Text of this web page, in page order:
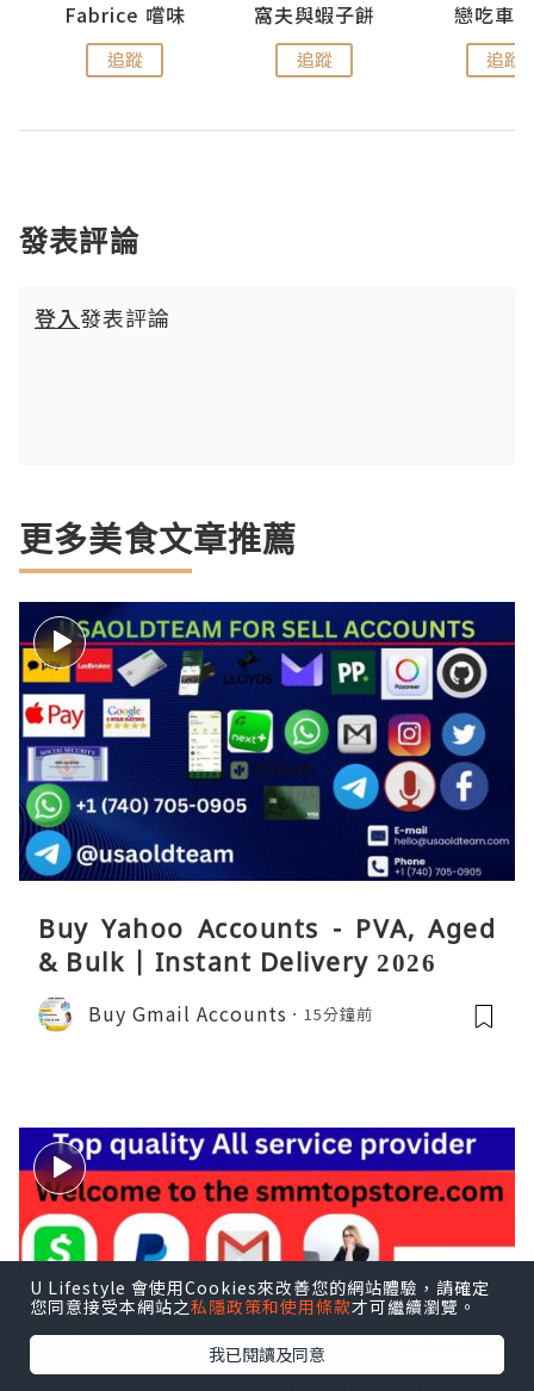
Fabrice 嚐味
追蹤
窩夫與蝦子餅
追蹤
戀吃車
追蹤
發表評論
登入發表評論
更多美食文章推薦
Buy Yahoo Accounts - PVA, Aged
& Bulk | Instant Delivery 2026
Buy Gmail Accounts 15分鐘前
U Lifestyle 會使用Cookies來改善您的網站體驗，請確定
您同意接受本網站之私隱政策和使用條款才可繼續瀏覽。
我已閱讀及同意